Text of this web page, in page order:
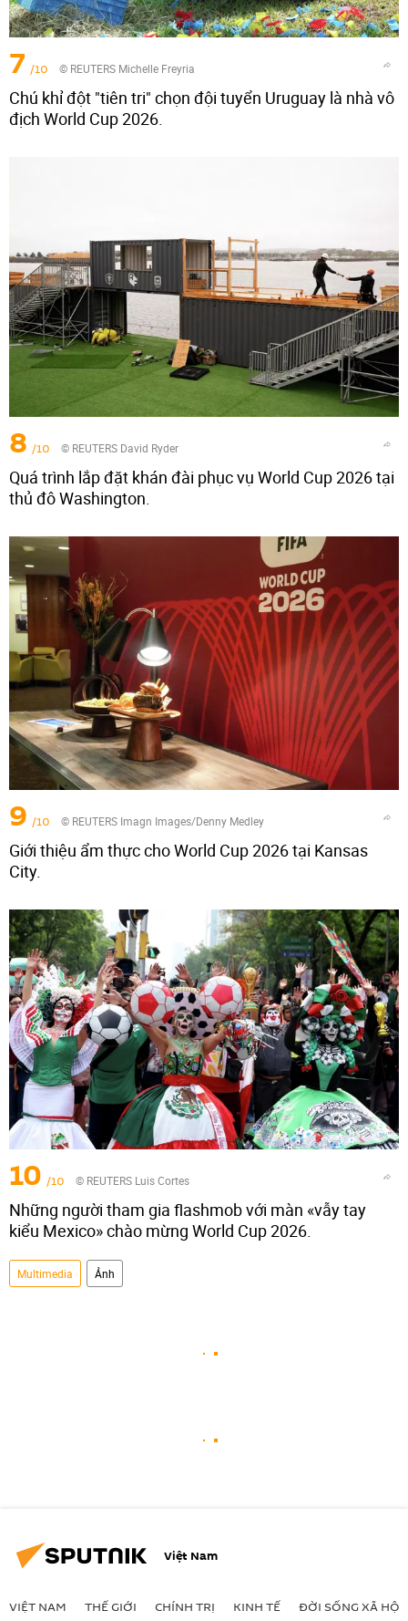
7 /10 © REUTERS Michelle Freyria
Chú khỉ đột "tiên tri" chọn đội tuyển Uruguay là nhà vô
địch World Cup 2026.
8 /10 © REUTERS David Ryder
Quá trình lắp đặt khán đài phục vụ World Cup 2026 tại
thủ đô Washington.
9 /10 © REUTERS Imagn Images/Denny Medley
Giới thiệu ẩm thực cho World Cup 2026 tại Kansas
City.
10 /10 © REUTERS Luis Cortes
Những người tham gia flashmob với màn «vẫy tay
kiểu Mexico» chào mừng World Cup 2026.
Multimedia Ảnh
Việt Nam
VIỆT NAM THẾ GIỚI CHÍNH TRỊ KINH TẾ ĐỜI SỐNG XÃ HỘI